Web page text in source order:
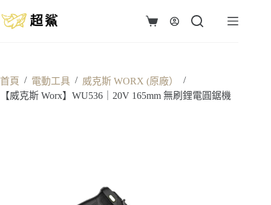
至
容
購
首頁 / 電動工具 / 威克斯 WORX (原廠）
/
【威克斯 Worx】WU536｜20V 165mm 無刷鋰電圓鋸機